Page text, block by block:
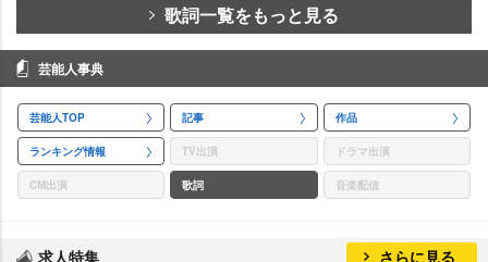
歌詞一覧をもっと見る
芸能人事典
芸能人TOP 記事 作品
ランキング情報 TV出演 ドラマ出演
CM出演 歌詞 音楽配信
求人特集 さらに見る